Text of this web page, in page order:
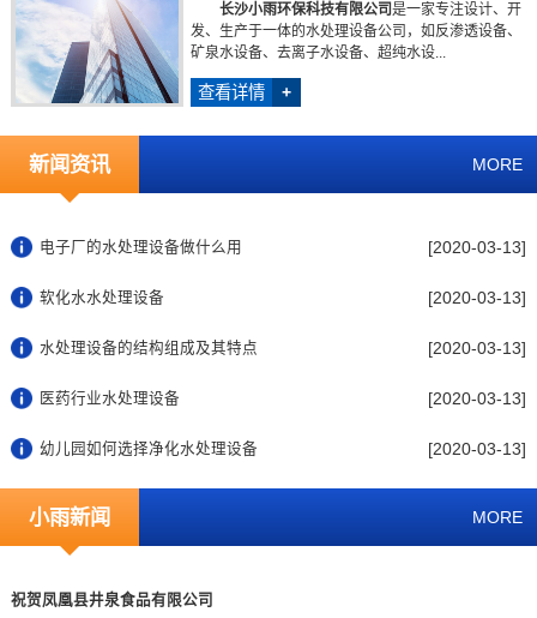
长沙小雨环保科技有限公司是一家专注设计、开
发、生产于一体的水处理设备公司，如反渗透设备、
矿泉水设备、去离子水设备、超纯水设...
查看详情 +
新闻资讯 MORE
电子厂的水处理设备做什么用 [2020-03-13]
软化水水处理设备 [2020-03-13]
水处理设备的结构组成及其特点 [2020-03-13]
医药行业水处理设备 [2020-03-13]
幼儿园如何选择净化水处理设备 [2020-03-13]
小雨新闻 MORE
祝贺凤凰县井泉食品有限公司